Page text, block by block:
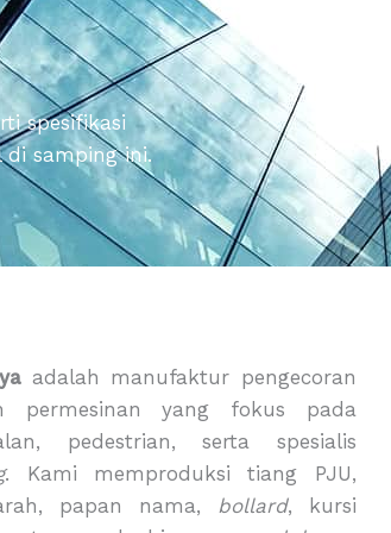
spesifikasi
di samping ini.
adalah manufaktur pengecoran
permesinan yang fokus pada
pedestrian, serta spesialis
. Kami memproduksi tiang PJU,
papan nama, bollard, kursi